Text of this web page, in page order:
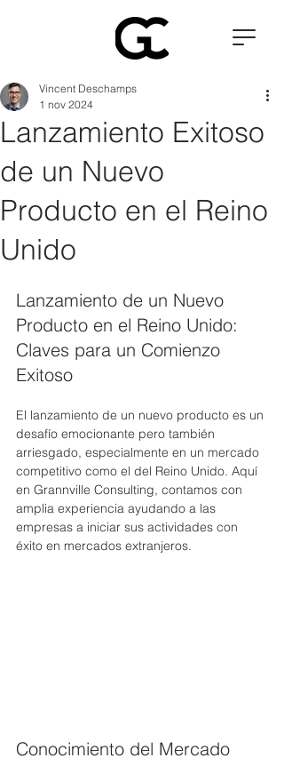
Lanzamiento Exitoso
de un Nuevo
Producto en el Reino
Unido
Vincent Deschamps
1 nov 2024
Lanzamiento de un Nuevo
Producto en el Reino Unido:
Claves para un Comienzo
Exitoso
El lanzamiento de un nuevo producto es un
desafío emocionante pero también
arriesgado, especialmente en un mercado
competitivo como el del Reino Unido. Aquí
en Grannville Consulting, contamos con
amplia experiencia ayudando a las
empresas a iniciar sus actividades con
éxito en mercados extranjeros.
Conocimiento del Mercado